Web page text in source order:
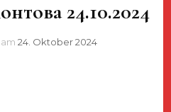
24.10.2024
24. Oktober 2024